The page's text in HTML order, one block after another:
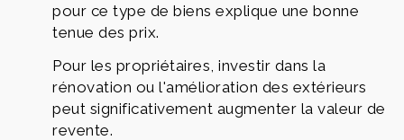
pour ce type de biens explique une bonne
tenue des prix.
Pour les propriétaires, investir dans la
rénovation ou l'amélioration des extérieurs
peut significativement augmenter la valeur de
revente.